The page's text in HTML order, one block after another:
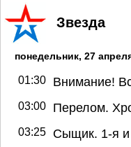
Звезда
понедельник, 27
01:30 Внимание!
03:00 Перелом.
03:25 Сыщик. 1-я и